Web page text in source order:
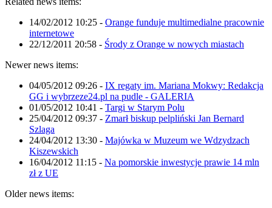
14/02/2012 10:25 - Orange funduje multimedialne pracownie
internetowe
22/12/2011 20:58 - Środy z Orange w nowych miastach
Newer news items:
04/05/2012 09:26 - IX regaty im. Mariana Mokwy: Redakcja
GG i wybrzeze24.pl na pudle - GALERIA
01/05/2012 10:41 - Targi w Starym Polu
25/04/2012 09:37 - Zmarł biskup pelpliński Jan Bernard
Szlaga
24/04/2012 13:30 - Majówka w Muzeum we Wdzydzach
Kiszewskich
16/04/2012 11:15 - Na pomorskie inwestycje prawie 14 mln
zł z UE
Older news items: